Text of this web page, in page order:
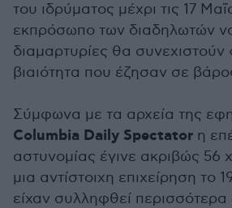
του ιδρύματος μέχρι τις 17
εκπρόσωπο των διαδηλωτών να
διαμαρτυρίες θα συνεχιστούν
βιαιότητα που έζησαν σε
Σύμφωνα με τα αρχεία της
Columbia Daily Spectator η
αστυνομίας έγινε ακριβώς 56
μια αντίστοιχη επιχείρηση το
είχαν συλληφθεί